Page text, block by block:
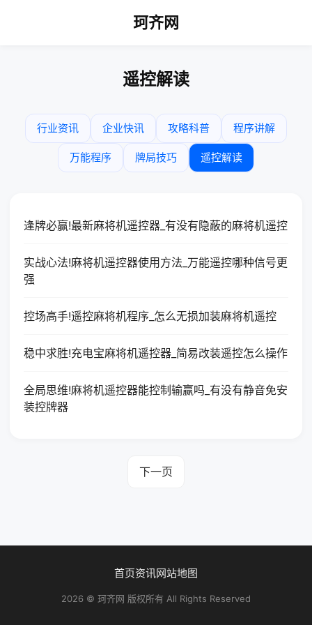
珂齐网
遥控解读
行业资讯 企业快讯 攻略科普 程序讲解
万能程序 牌局技巧 遥控解读
逢牌必赢!最新麻将机遥控器_有没有隐蔽的麻将机遥控
实战心法!麻将机遥控器使用方法_万能遥控哪种信号更
强
控场高手!遥控麻将机程序_怎么无损加装麻将机遥控
稳中求胜!充电宝麻将机遥控器_简易改装遥控怎么操作
全局思维!麻将机遥控器能控制输赢吗_有没有静音免安
装控牌器
下一页
首页资讯网站地图
2026 © 珂齐网 版权所有 All Rights Reserved